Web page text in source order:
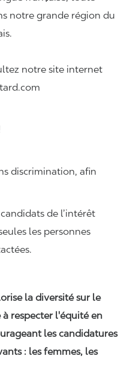
notre grande région du
notre site internet
discrimination, afin
de l’intérêt
les personnes
la diversité sur le
respecter l'équité en
les candidatures
: les femmes, les